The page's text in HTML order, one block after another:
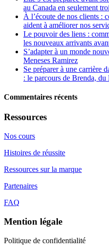
au Canada en seulement
À l’écoute de nos clients :
aident à améliorer nos
Le pouvoir des liens :
les nouveaux arrivants
S’adapter à un monde
Meneses Ramirez
Se préparer à une carrière
: le parcours de Brenda,
Commentaires récents
Ressources
Nos cours
Histoires de réussite
Ressources sur la marque
Partenaires
FAQ
Mention légale
Politique de confidentialité